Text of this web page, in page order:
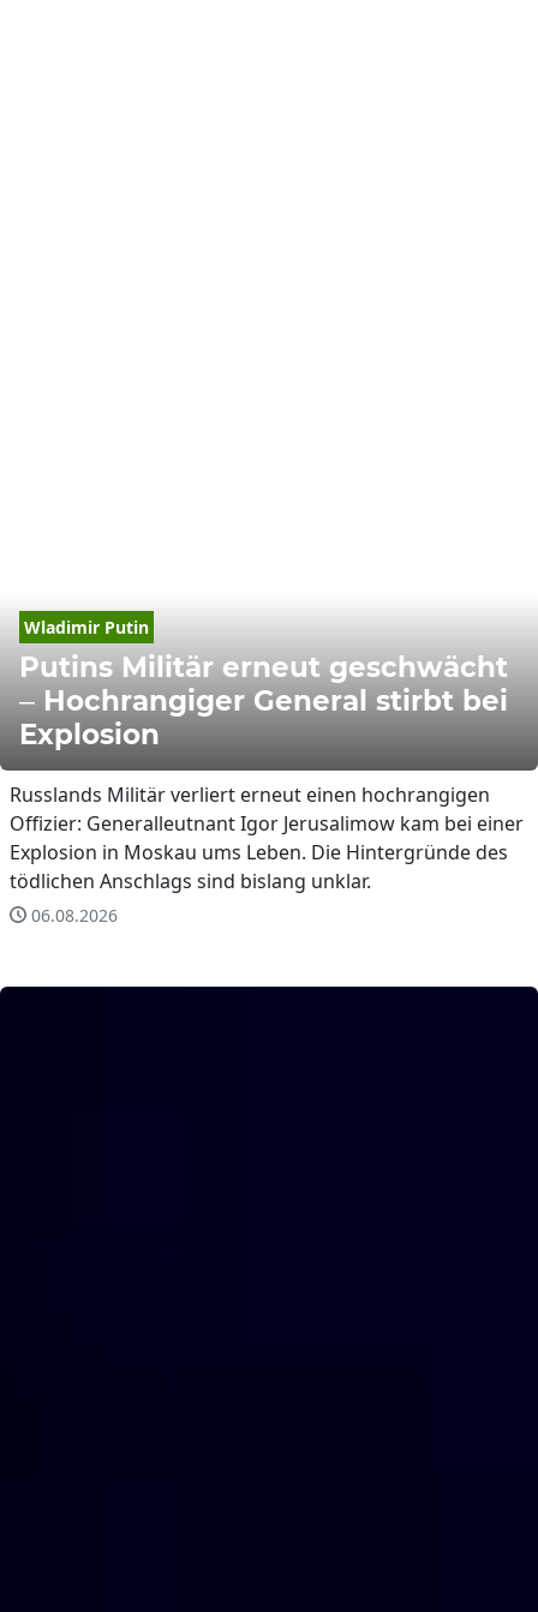
Wladimir Putin
Putins Militär erneut geschwächt
– Hochrangiger General stirbt bei
Explosion
Russlands Militär verliert erneut einen hochrangigen
Offizier: Generalleutnant Igor Jerusalimow kam bei einer
Explosion in Moskau ums Leben. Die Hintergründe des
tödlichen Anschlags sind bislang unklar.
06.08.2026